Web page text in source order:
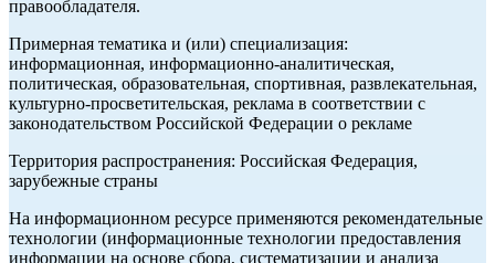
правообладателя.
Примерная тематика и (или) специализация:
информационная, информационно-аналитическая,
политическая, образовательная, спортивная, развлекательная,
культурно-просветительская, реклама в соответствии с
законодательством Российской Федерации о рекламе
Территория распространения: Российская Федерация,
зарубежные страны
На информационном ресурсе применяются рекомендательные
технологии (информационные технологии предоставления
информации на основе сбора, систематизации и анализа